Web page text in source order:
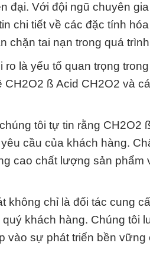
đại. Với đội ngũ chuyên
chi tiết về các đặc tính
chặn tai nạn trong quá
ro là yếu tố quan trọng
ß Acid CH2O2 và
tôi tự tin rằng CH2O2
cầu của khách hàng.
cao chất lượng sản
không chỉ là đối tác cung
khách hàng. Chúng tôi
vào sự phát triển bền